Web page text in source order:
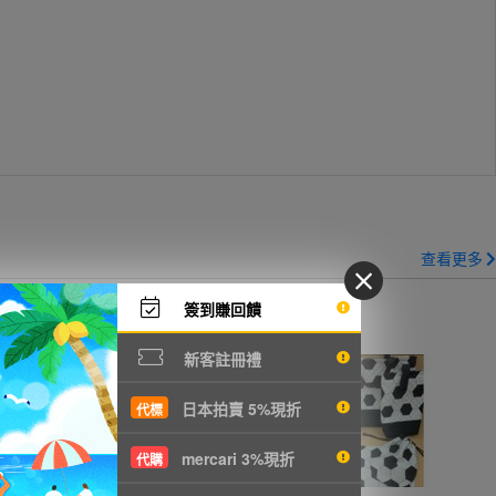
簽到賺回饋
新客註冊禮
代標 日本拍賣 5%現折
代購 mercari 3%現折
查看更多